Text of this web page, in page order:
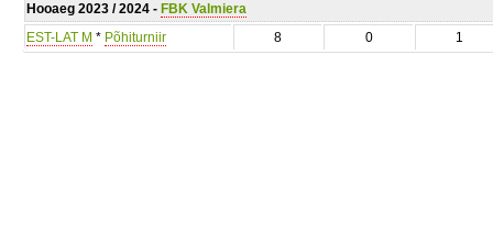
Hooaeg 2023 / 2024 - FBK Valmiera
EST-LAT M * Põhiturniir 8 0 1